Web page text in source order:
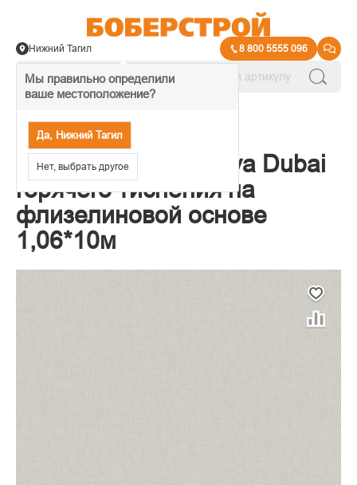
Мы правильно определили
ваше местоположение?
Да, Нижний Тагил
Нет, выбрать другое
Нижний Тагил 8 800 5555 096
Обои Victoria Stenova Dubai
горячего тиснения на
флизелиновой основе
1,06*10м